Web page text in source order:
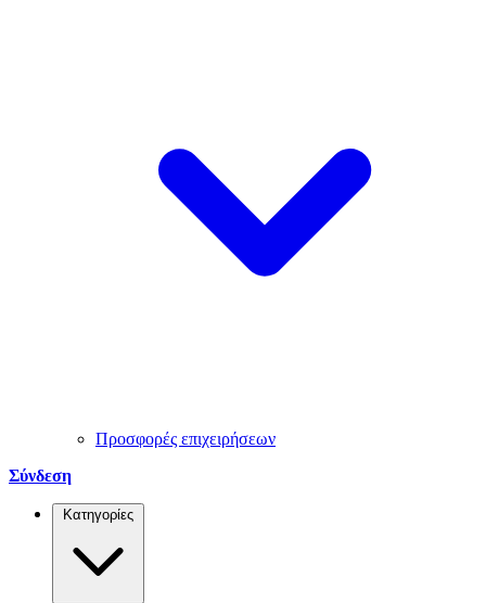
Προσφορές επιχειρήσεων
Σύνδεση
Κατηγορίες